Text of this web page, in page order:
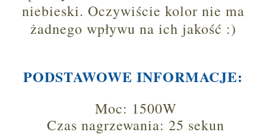
niebieski. Oczywiście kolor nie ma
żadnego wpływu na ich jakość :)
PODSTAWOWE INFORMACJE:
Moc: 1500W
Czas nagrzewania: 25 sekun